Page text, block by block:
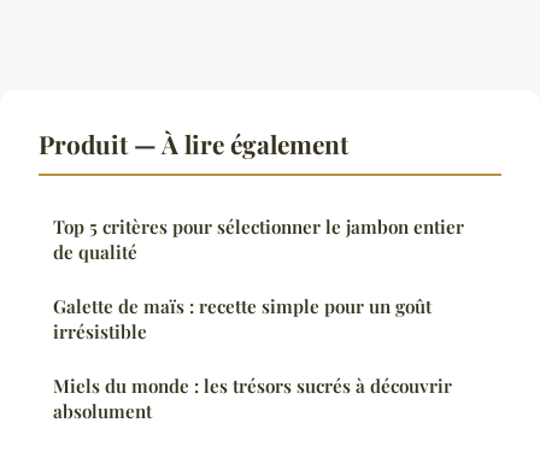
Produit — À lire également
Top 5 critères pour sélectionner le jambon entier
de qualité
Galette de maïs : recette simple pour un goût
irrésistible
Miels du monde : les trésors sucrés à découvrir
absolument